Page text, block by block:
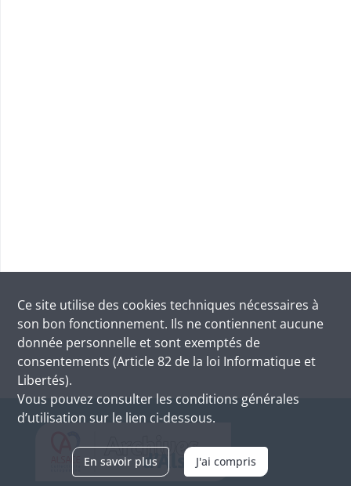
Ce site utilise des cookies techniques nécessaires à
son bon fonctionnement. Ils ne contiennent aucune
donnée personnelle et sont exemptés de
consentements (Article 82 de la loi Informatique et
Libertés).
Vous pouvez consulter les conditions générales
d’utilisation sur le lien ci-dessous.
En savoir plus J'ai compris